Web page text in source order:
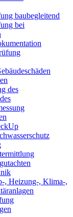
baubegleitend
bei
des
, Heizung-, Klima-,